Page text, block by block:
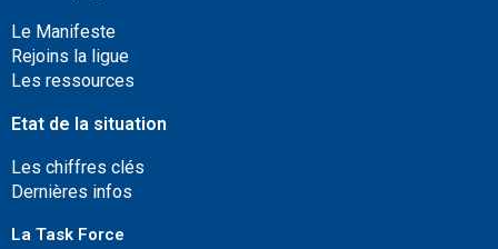
Le Manifeste
Rejoins la ligue
Les ressources
Etat de la situation
Les chiffres clés
Dernières infos
La Task Force